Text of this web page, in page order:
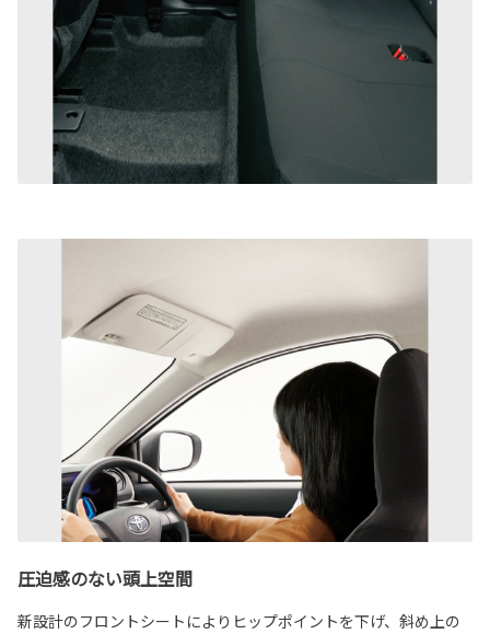
圧迫感のない頭上空間
新設計のフロントシートによりヒップポイントを下げ、斜め上の